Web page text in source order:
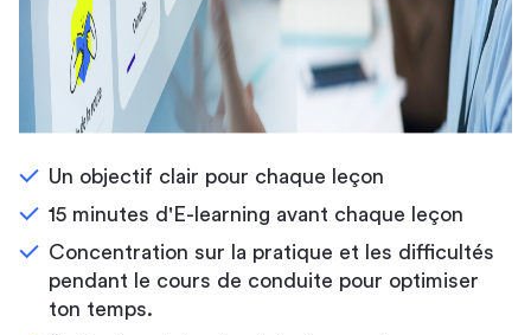
Un objectif clair pour chaque leçon
15 minutes d'E-learning avant chaque leçon
Concentration sur la pratique et les difficultés
pendant le cours de conduite pour optimiser
ton temps.